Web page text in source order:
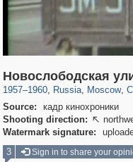
Новослободская
1957–1960, Russia
1,406,506
, Moscow
319,780 8,286
,
159,978
Source:
кадр кинохроники
Shooting direction: 
Watermark signature:
3
Sign in to share your